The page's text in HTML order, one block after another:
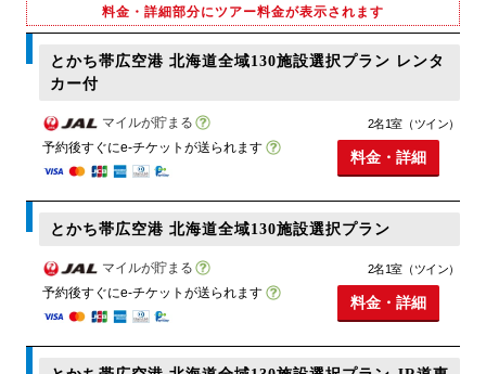
料金・詳細部分にツアー料金が表示されます
とかち帯広空港 北海道全域130施設選択プラン レンタ
カー付
マイルが貯まる
予約後すぐにe-チケットが送られます
2名1室（ツイン）
料金・詳細
とかち帯広空港 北海道全域130施設選択プラン
マイルが貯まる
予約後すぐにe-チケットが送られます
2名1室（ツイン）
料金・詳細